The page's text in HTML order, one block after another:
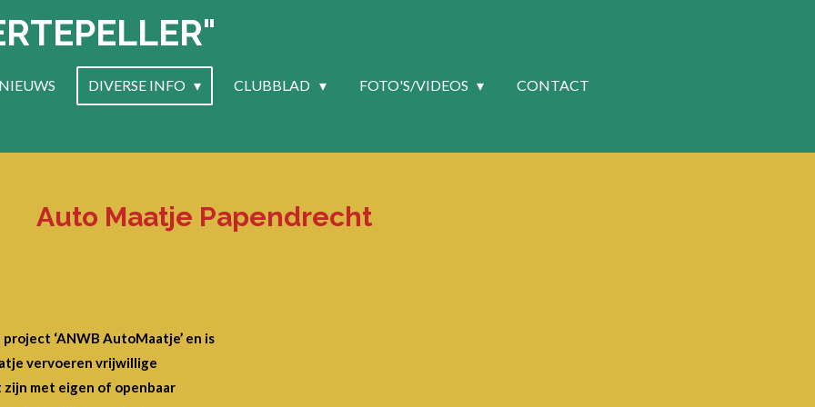
NIEUWS DIVERSE INFO CLUBBLAD FOTO'S/VIDEOS CONTACT
Auto Maatje Papendrecht
‘ANWB AutoMaatje’ en is
vervoeren vrijwillige
met eigen of openbaar